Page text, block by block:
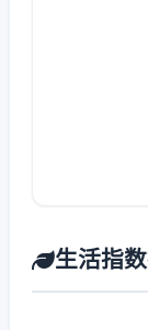
生活指